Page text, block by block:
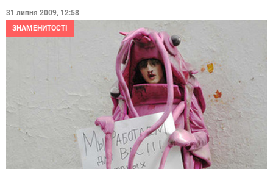
31 липня 2009, 12:58
ЗНАМЕНИТОСТІ